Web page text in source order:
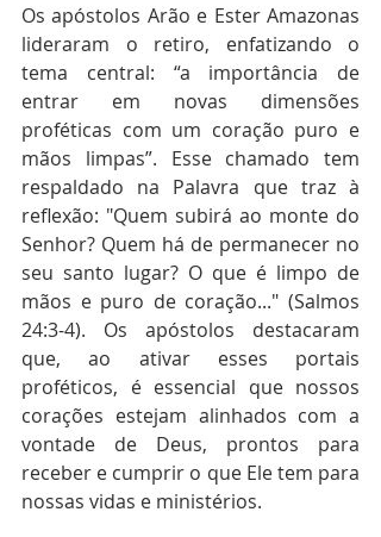
Os apóstolos Arão e Ester Amazonas
lideraram o retiro, enfatizando o
tema central: “a importância de
entrar em novas dimensões
proféticas com um coração puro e
mãos limpas”. Esse chamado tem
respaldado na Palavra que traz à
reflexão: "Quem subirá ao monte do
Senhor? Quem há de permanecer no
seu santo lugar? O que é limpo de
mãos e puro de coração..." (Salmos
24:3-4). Os apóstolos destacaram
que, ao ativar esses portais
proféticos, é essencial que nossos
corações estejam alinhados com a
vontade de Deus, prontos para
receber e cumprir o que Ele tem para
nossas vidas e ministérios.